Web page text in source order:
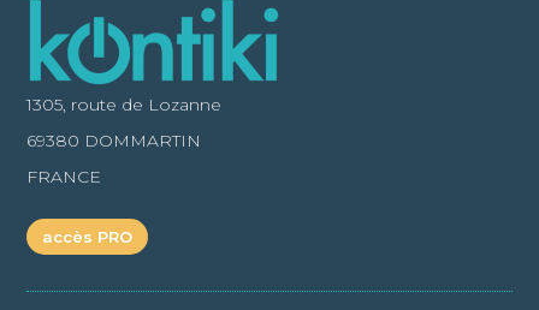
1305, route de Lozanne
69380 DOMMARTIN
FRANCE
accès PRO